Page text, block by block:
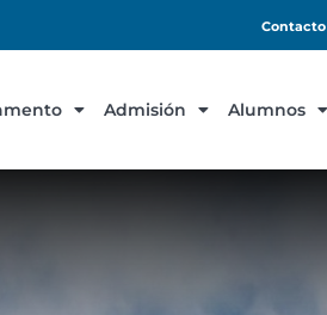
Contacto
Admisión Alumnos